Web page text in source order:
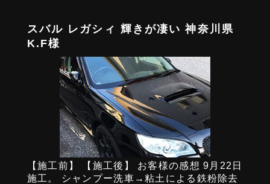
スバル レガシィ 輝きが凄い 神奈川県
K.F様
【施工前】 【施工後】 お客様の感想 9月22日
施工。 シャンプー洗車→粘土による鉄粉除去